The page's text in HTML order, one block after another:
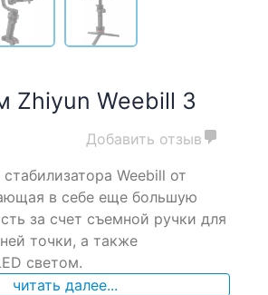
Zhiyun Weebill 3
Добавить отзыв
Weebill от
в себе еще большую
за счет съемной ручки для
точки, а также
светом.
читать далее...